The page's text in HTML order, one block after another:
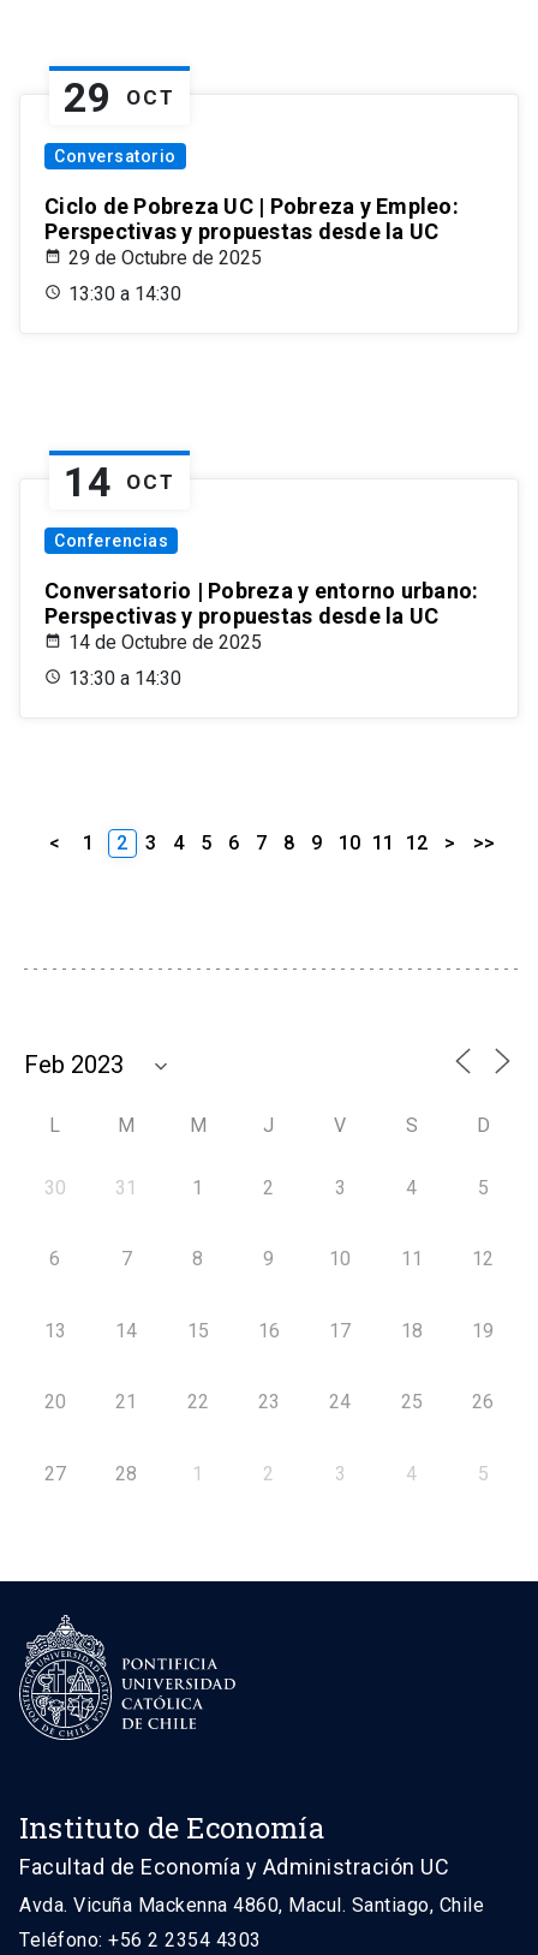
29 OCT
Conversatorio
Ciclo de Pobreza UC | Pobreza y Empleo:
Perspectivas y propuestas desde la UC
29 de Octubre de 2025
13:30 a 14:30
14 OCT
Conferencias
Conversatorio | Pobreza y entorno urbano:
Perspectivas y propuestas desde la UC
14 de Octubre de 2025
13:30 a 14:30
< 1 2 3 4 5 6 7 8 9 10 11 12 > >>
L M M J V S D
30 31 1 2 3 4 5
6 7 8 9 10 11 12
13 14 15 16 17 18 19
20 21 22 23 24 25 26
27 28 1 2 3 4 5
Instituto de Economía
Facultad de Economía y Administración UC
Avda. Vicuña Mackenna 4860, Macul. Santiago, Chile
Teléfono: +56 2 2354 4303